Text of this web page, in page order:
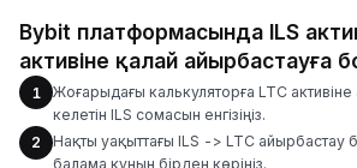
Bybit платформасында ILS
активіне қалай айырбастауға
1
Жоғарыдағы калькуляторға LTC
келетін ILS сомасын енгізіңіз.
2
Нақты уақыттағы ILS -> LTC айырбастау
балама құнын бірден көріңіз.